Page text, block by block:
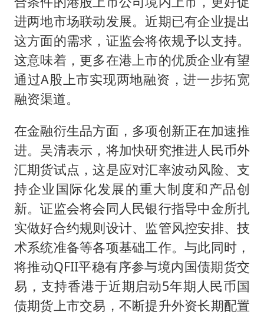
进两地市场联动发展。近期已有企业提出
这方面的需求，证监会将依规予以支持。
这意味着，更多在港上市的优质企业有望
通过A股上市实现两地融资，进一步拓宽
融资渠道。
在金融衍生品方面，多项创新正在加速推
进。吴清表示，将加快研究推进人民币外
汇期货试点，这是应对汇率波动风险、支
持企业国际化发展的重大制度和产品创
新。证监会将会同人民银行指导中金所扎
实做好合约规则设计、监管风控安排、技
术系统准备等各项基础工作。与此同时，
将推动QFII平稳有序参与境内国债期货交
易，支持香港于近期启动5年期人民币国
债期货上市交易，不断提升外资长期配置